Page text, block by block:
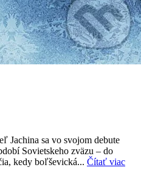
Jachina sa vo svojom debute
Sovietskeho zväzu – do
kedy boľševická... Čítať viac